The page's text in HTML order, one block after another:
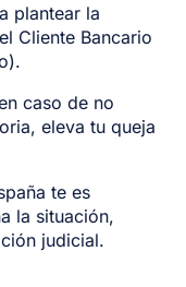
plantear la
Cliente Bancario
caso de no
eleva tu queja
te es
la situación,
judicial.